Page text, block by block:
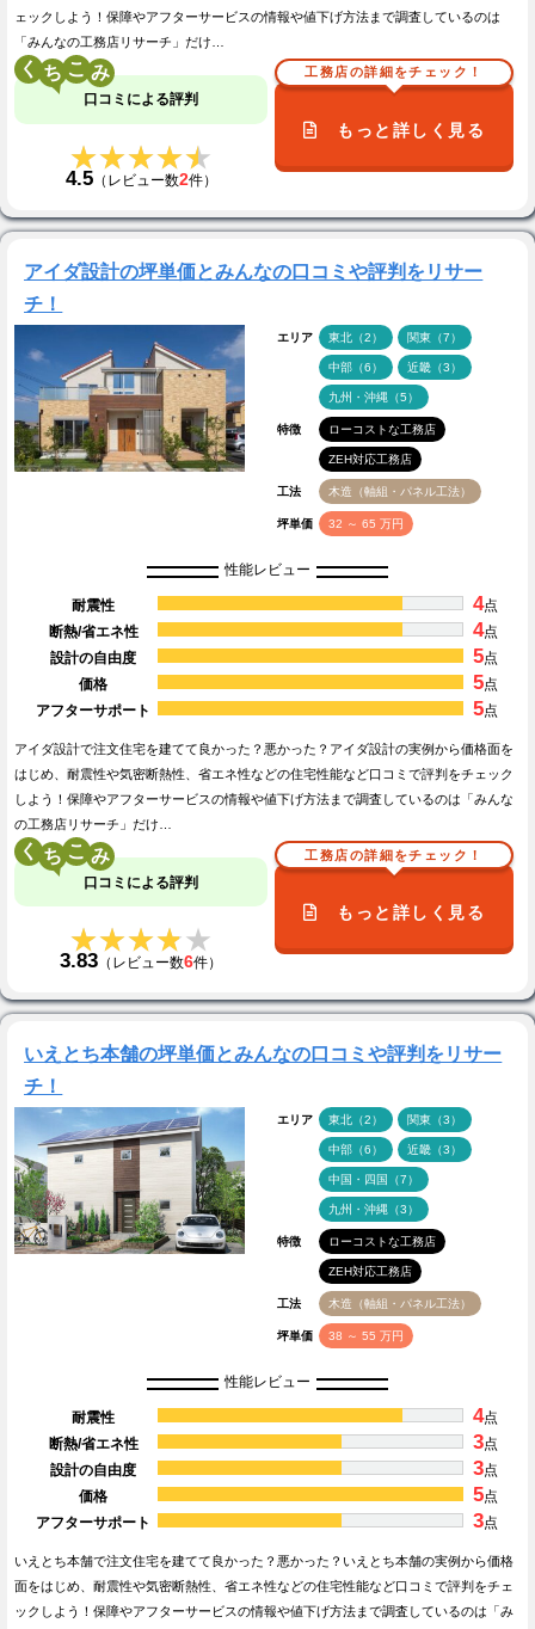
ェックしよう！保障やアフターサービスの情報や値下げ方法まで調査しているのは
「みんなの工務店リサーチ」だけ…
く こ
口コミによる評判
★★★★★
★★★★★
4.5（レビュー数2件）
工務店の詳細をチェック！
もっと詳しく見る
アイダ設計の坪単価とみんなの口コミや評判をリサー
チ！
エリア 東北（2） 関東（7）
中部（6） 近畿（3）
九州・沖縄（5）
特徴 ローコストな工務店
ZEH対応工務店
工法 木造（軸組・パネル工法）
坪単価 32 ～ 65 万円
性能レビュー
耐震性 4点
断熱/省エネ性
4点
設計の自由度
5点
価格
5点
アフターサポート
5点
アイダ設計で注文住宅を建てて良かった？悪かった？アイダ設計の実例から価格面を
はじめ、耐震性や気密断熱性、省エネ性などの住宅性能など口コミで評判をチェック
しよう！保障やアフターサービスの情報や値下げ方法まで調査しているのは「みんな
の工務店リサーチ」だけ…
く こ
口コミによる評判
★★★★★
★★★★★
3.83 （レビュー数6件）
工務店の詳細をチェック！
もっと詳しく見る
いえとち本舗の坪単価とみんなの口コミや評判をリサー
チ！
エリア 東北（2） 関東（3）
中部（6） 近畿（3）
中国・四国（7）
九州・沖縄（3）
特徴 ローコストな工務店
ZEH対応工務店
工法 木造（軸組・パネル工法）
坪単価 38 ～ 55 万円
性能レビュー
耐震性 4点
断熱/省エネ性
3点
設計の自由度
3点
価格
5点
アフターサポート
3点
いえとち本舗で注文住宅を建てて良かった？悪かった？いえとち本舗の実例から価格
面をはじめ、耐震性や気密断熱性、省エネ性などの住宅性能など口コミで評判をチェ
ックしよう！保障やアフターサービスの情報や値下げ方法まで調査しているのは「み